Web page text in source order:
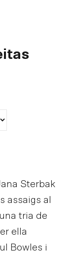
Sterbak
assaigs al
tria de
ella
Bowles i